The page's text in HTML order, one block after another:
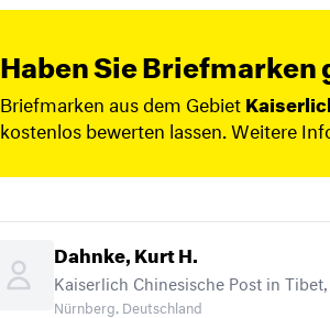
Haben Sie Briefmarken
Briefmarken aus dem Gebiet
kostenlos bewerten lassen. Weitere
Dahnke, Kurt H.
Kaiserlich Chinesische Post in
Nürnberg, Deutschland